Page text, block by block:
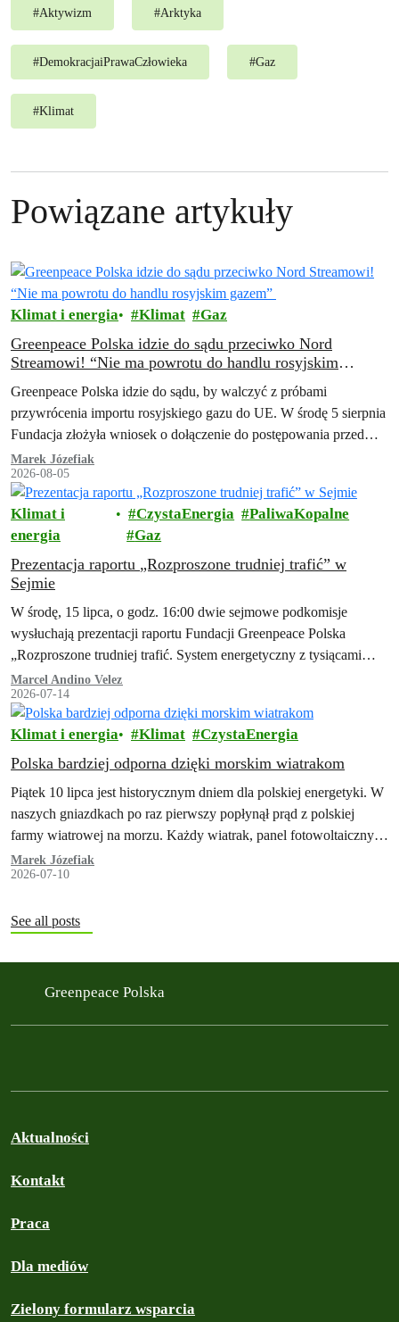
#Aktywizm #Arktyka
#DemokracjaiPrawaCzłowieka #Gaz
#Klimat
Powiązane artykuły
Klimat i energia Klimat Gaz
Greenpeace Polska idzie do sądu przeciwko Nord
Streamowi! “Nie ma powrotu do handlu rosyjskim
Greenpeace Polska idzie do sądu, by walczyć z próbami
przywrócenia importu rosyjskiego gazu do UE. W środę 5 sierpnia
Fundacja złożyła wniosek o dołączenie do postępowania przed
Trybunałem Sprawiedliwości Unii…
Marek Józefiak
2026-08-05
Klimat i
energia
CzystaEnergia
PaliwaKopalne
Gaz
Prezentacja raportu „Rozproszone trudniej trafić” w
Sejmie
W środę, 15 lipca, o godz. 16:00 dwie sejmowe podkomisje
wysłuchają prezentacji raportu Fundacji Greenpeace Polska
„Rozproszone trudniej trafić. System energetyczny z tysiącami
małych źródeł jako element polskiej racji stanu. Lekcje z
doświadczeń Ukrainy".
Marcel Andino Velez
2026-07-14
Klimat i energia Klimat CzystaEnergia
Polska bardziej odporna dzięki morskim wiatrakom
Piątek 10 lipca jest historycznym dniem dla polskiej energetyki. W
naszych gniazdkach po raz pierwszy popłynął prąd z polskiej
farmy wiatrowej na morzu. Każdy wiatrak, panel fotowoltaiczny i
magazyn energii…
Marek Józefiak
2026-07-10
See all posts
Greenpeace Polska
Aktualności
Kontakt
Praca
Dla mediów
Zielony formularz wsparcia